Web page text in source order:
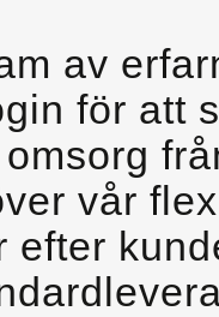
av
för att
vår
efter